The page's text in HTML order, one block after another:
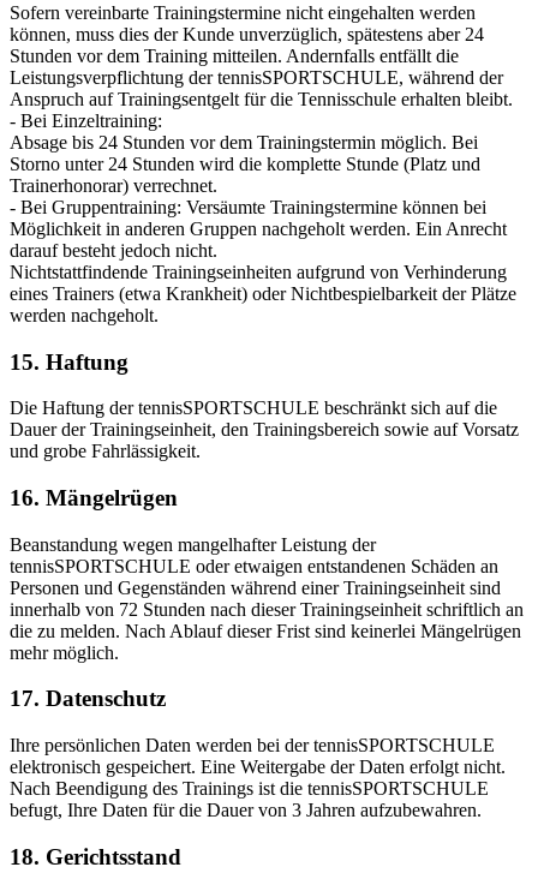
Sofern vereinbarte Trainingstermine nicht eingehalten werden
können, muss dies der Kunde unverzüglich, spätestens aber 24
Stunden vor dem Training mitteilen. Andernfalls entfällt die
Leistungsverpflichtung der tennisSPORTSCHULE, während der
Anspruch auf Trainingsentgelt für die Tennisschule erhalten bleibt.
- Bei Einzeltraining:
Absage bis 24 Stunden vor dem Trainingstermin möglich. Bei
Storno unter 24 Stunden wird die komplette Stunde (Platz und
Trainerhonorar) verrechnet.
- Bei Gruppentraining: Versäumte Trainingstermine können bei
Möglichkeit in anderen Gruppen nachgeholt werden. Ein Anrecht
darauf besteht jedoch nicht.
Nichtstattfindende Trainingseinheiten aufgrund von Verhinderung
eines Trainers (etwa Krankheit) oder Nichtbespielbarkeit der Plätze
werden nachgeholt.
15. Haftung
Die Haftung der tennisSPORTSCHULE beschränkt sich auf die
Dauer der Trainingseinheit, den Trainingsbereich sowie auf Vorsatz
und grobe Fahrlässigkeit.
16. Mängelrügen
Beanstandung wegen mangelhafter Leistung der
tennisSPORTSCHULE oder etwaigen entstandenen Schäden an
Personen und Gegenständen während einer Trainingseinheit sind
innerhalb von 72 Stunden nach dieser Trainingseinheit schriftlich an
die zu melden. Nach Ablauf dieser Frist sind keinerlei Mängelrügen
mehr möglich.
17. Datenschutz
Ihre persönlichen Daten werden bei der tennisSPORTSCHULE
elektronisch gespeichert. Eine Weitergabe der Daten erfolgt nicht.
Nach Beendigung des Trainings ist die tennisSPORTSCHULE
befugt, Ihre Daten für die Dauer von 3 Jahren aufzubewahren.
18. Gerichtsstand